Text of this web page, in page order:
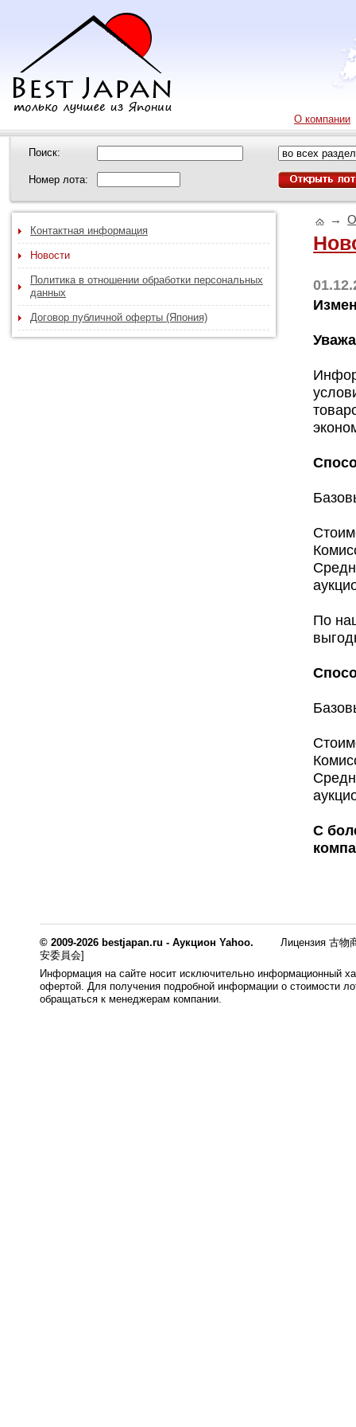
О компании
Поиск:
Номер лота:
Контактная информация
Новости
Политика в отношении обработки персональных
данных
Договор публичной оферты (Япония)
→
По
С
© 2009-2026 bestjapan.ru - Аукцион Yahoo.
Лицензия 古物
安委員会]
Информация на сайте носит исключительно информационный
офертой. Для получения подробной информации о стоимости
обращаться к менеджерам компании.